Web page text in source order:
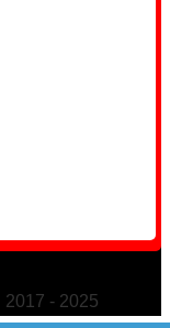
2017 - 2025